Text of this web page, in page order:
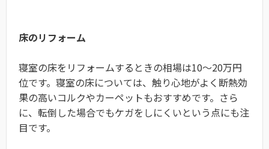
床のリフォーム
寝室の床をリフォームするときの相場は10～20万円
位です。寝室の床については、触り心地がよく断熱効
果の高いコルクやカーペットもおすすめです。さら
に、転倒した場合でもケガをしにくいという点にも注
目です。